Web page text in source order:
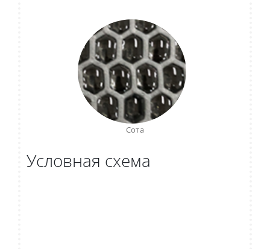
Сота
Условная схема